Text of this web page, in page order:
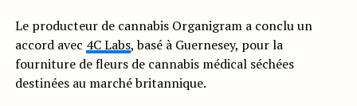
Le producteur de cannabis Organigram a conclu un
accord avec 4C Labs, basé à Guernesey, pour la
fourniture de fleurs de cannabis médical séchées
destinées au marché britannique.